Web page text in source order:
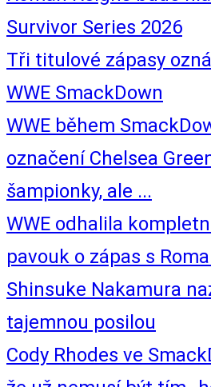
Survivor Series 2026
Tři titulové zápasy
WWE SmackDown
WWE během
označení Chelsea
šampionky, ale ...
WWE odhalila
pavouk o zápas s
Shinsuke Nakamura
tajemnou posilou
Cody Rhodes ve